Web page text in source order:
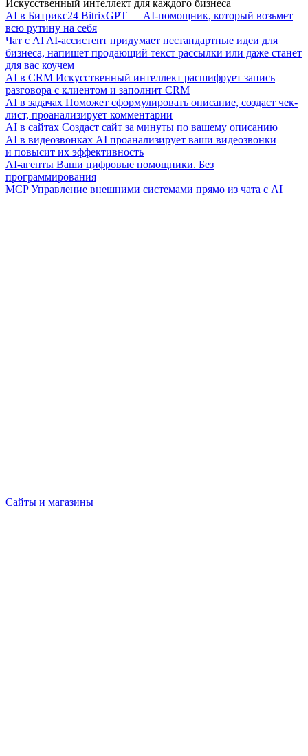
Искусственный интеллект для каждого бизнеса
AI в Битрикс24 BitrixGPT — AI-помощник, который возьмет
всю рутину на себя
Чат с AI AI-ассистент придумает нестандартные идеи для
бизнеса, напишет продающий текст рассылки или даже станет
для вас коучем
AI в CRM Искусственный интеллект расшифрует запись
разговора с клиентом и заполнит CRM
AI в задачах Поможет сформулировать описание, создаст чек-
лист, проанализирует комментарии
AI в сайтах Создаст сайт за минуты по вашему описанию
AI в видеозвонках AI проанализирует ваши видеозвонки
и повысит их эффективность
AI-агенты Ваши цифровые помощники. Без
программирования
MCP Управление внешними системами прямо из чата с AI
Сайты и магазины